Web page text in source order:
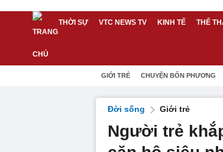
THỜI SỰ VTC NEWS TV KINH TẾ THỂ
GIỚI TRẺ CHUYỆN BỐN PHƯƠNG
Đời sống Giới trẻ
Người trẻ